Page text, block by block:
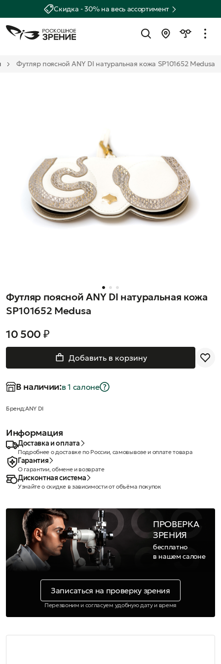
Скидка - 30% на весь ассортимент
Футляр поясной ANY DI натуральная кожа SP101652 Medusa
Футляр поясной ANY DI натуральная кожа
SP101652 Medusa
10 500 ₽
Добавить в корзину
В наличии:в 1 салонe
Бренд:ANY DI
Информация
Доставка и оплата
Подробнее о доставке по России, самовывозе и оплате товара
Гарантия
О гарантии, обмене и возврате
Дисконтная система
Узнайте о скидке в зависимости от объёма покупок
ПРОВЕРКА
ЗРЕНИЯ
бесплатно
в нашем салоне
Записаться на проверку зрения
Перезвоним и согласуем удобную дату и время